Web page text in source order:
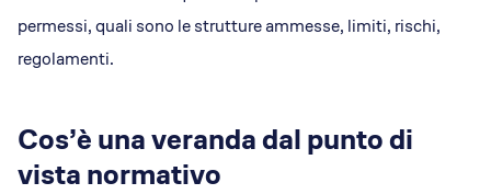
permessi, quali sono le strutture ammesse, limiti, rischi,
regolamenti.
Cos’è una veranda dal punto di
vista normativo